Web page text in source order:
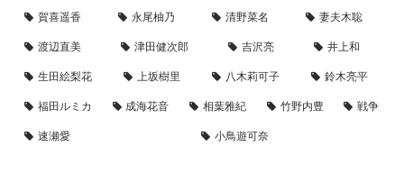
賀喜遥香
永尾柚乃 清野菜名
妻夫木聡
渡辺直美
津田健次郎 吉沢亮
井上和
生田絵梨花
上坂樹里 八木莉可子
鈴木亮平
福田ルミカ
成海花音 相葉雅紀 竹野内豊
戦争
速瀬愛
小鳥遊可奈